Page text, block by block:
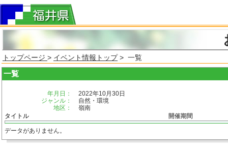
トップページ > イベント情報トップ> 一覧
一覧
年月日：
2022年10月30日
ジャンル：
自然・環境
地区：
嶺南
タイトル
開催期間
データがありません。